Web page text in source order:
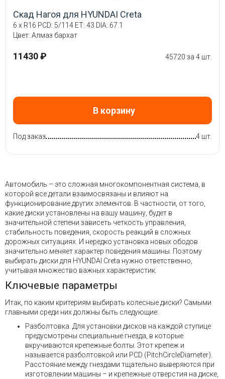
Скад Нагоя для HYUNDAI Creta
6 x R16 PCD: 5/114 ET: 43 DIA: 67.1
Цвет: Алмаз бархат
11430 ₽ 45720 за 4 шт.
В корзину
Под заказ 4 шт.
Автомобиль – это сложная многокомпонентная система, в
которой все детали взаимосвязаны и влияют на
функционирование других элементов. В частности, от того,
какие диски установлены на вашу машину, будет в
значительной степени зависеть четкость управления,
стабильность поведения, скорость реакций в сложных
дорожных ситуациях. И нередко установка новых ободов
значительно меняет характер поведения машины. Поэтому
выбирать диски для HYUNDAI Creta нужно ответственно,
учитывая множество важных характеристик.
Ключевые параметры
Итак, по каким критериям выбирать колесные диски? Самыми
главными среди них должны быть следующие:
Разболтовка. Для установки дисков на каждой ступице
предусмотрены специальные гнезда, в которые
вкручиваются крепежные болты. Этот крепеж и
называется разболтовкой или PCD (PitchCircleDiameter).
Расстояние между гнездами тщательно выверяются при
изготовлении машины – и крепежные отверстия на диске,